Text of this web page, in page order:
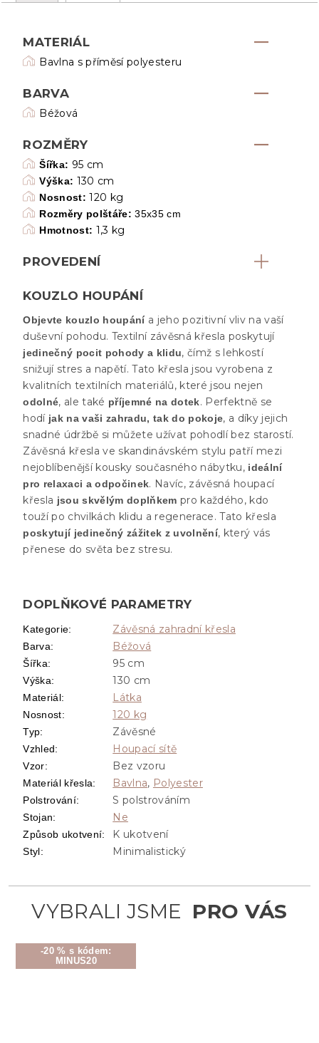
-20 % s kódem:
MINUS20
MATERIÁL
Bavlna s příměsí polyesteru
BARVA
Béžová
ROZMĚRY
Šířka: 95 cm
Výška: 130 cm
Nosnost: 120 kg
Rozměry polštáře: 35x35 cm
Hmotnost: 1,3 kg
PROVEDENÍ
KOUZLO HOUPÁNÍ
Objevte kouzlo houpánía jeho pozitivní vliv na vaší
duševní pohodu. Textilní závěsná křesla poskytují
jedinečný pocit pohody a klidu, čímž s lehkostí
snižují stres a napětí. Tato křesla jsou vyrobena z
kvalitních textilních materiálů, které jsou nejen
odolné, ale také příjemné na dotek. Perfektně se
hodí jak na vaši zahradu, tak do pokoje, a díky jejich
snadné údržbě si můžete užívat pohodlí bez starostí.
Závěsná křesla ve skandinávském stylu patří mezi
nejoblíbenější kousky současného nábytku, ideální
pro relaxaci a odpočinek. Navíc, závěsná houpací
křesla jsou skvělým doplňkem pro každého, kdo
touží po chvilkách klidu a regenerace. Tato křesla
poskytují jedinečný zážitek z uvolnění, který vás
přenese do světa bez stresu.
DOPLŇKOVÉ PARAMETRY
Kategorie: Závěsná zahradní křesla
Barva: Béžová
Šířka: 95 cm
Výška: 130 cm
Materiál: Látka
Nosnost: 120 kg
Typ: Závěsné
Vzhled: Houpací sítě
Vzor: Bez vzoru
Materiál křesla: Bavlna, Polyester
Polstrování: S polstrováním
Stojan: Ne
Způsob ukotvení: K ukotvení
Styl: Minimalistický